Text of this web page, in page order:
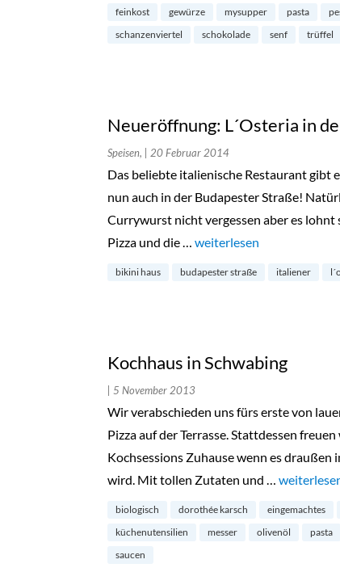
feinkost gewürze mysupper pasta
schanzenviertel
schokolade senf trüffel
Neueröffnung: L´Osteria in
Speisen, | 20 Februar 2014
Das beliebte italienische Restaurant gibt
nun auch in der Budapester Straße!
Currywurst nicht vergessen aber es lohnt
Pizza und die … „Neueröffnung: L´Osteria
weiterlesen
bikini haus budapester straße italiener
Kochhaus in Schwabing
| 5 November 2013
Wir verabschieden uns fürs erste von
Pizza auf der Terrasse. Stattdessen
Kochsessions Zuhause wenn es
wird. Mit tollen Zutaten und … „Kochhaus
biologisch dorothée karsch eingemachtes
küchenutensilien
messer olivenöl pasta
saucen